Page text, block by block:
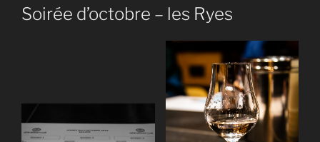
LE
Soirée d’octobre – les Ryes